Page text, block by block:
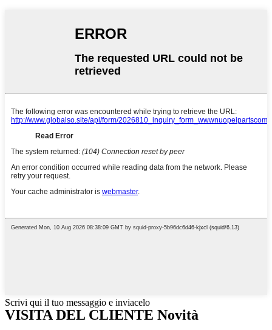
Scrivi qui il tuo messaggio e inviacelo
VISITA DEL CLIENTE Novità